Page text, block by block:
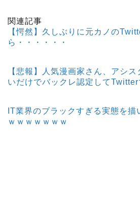
関連記事
【愕然】久しぶりに元カノの
ら・・・・・・
【悲報】人気漫画家さん、アシ
いだけでバックレ認定してTwitter
IT業界のブラックすぎる実態を描
ｗｗｗｗｗｗｗ